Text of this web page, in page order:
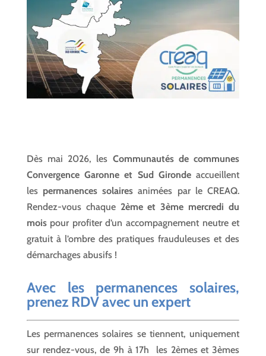
Dès mai 2026, les Communautés de communes
Convergence Garonne et Sud Girondeaccueillent
les permanences solaires animées par le CREAQ.
Rendez-vous chaque 2ème et 3ème mercredi du
moispour profiter d’un accompagnement neutre et
gratuit à l’ombre des pratiques frauduleuses et des
démarchages abusifs !
Avec les permanences solaires,
prenez RDV avec un expert
Les permanences solaires se tiennent, uniquement
sur rendez-vous, de 9h à 17h les 2èmes et 3èmes